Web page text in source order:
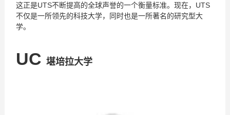
这正是UTS不断提高的全球声誉的一个衡量标准。现在，UTS
不仅是一所领先的科技大学，同时也是一所著名的研究型大
学。
UC 堪培拉大学